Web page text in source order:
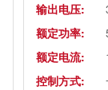
输出电压:
额定功率:
额定电流:
控制方式: